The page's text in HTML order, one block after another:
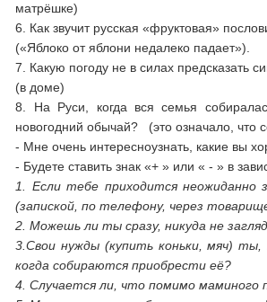
матрёшке)
6. Как звучит русская «фруктовая»
(«Яблоко от яблони недалеко падает»).
7. Какую погоду не в силах предсказать
(в доме)
8. На Руси, когда вся семья
новогодний обычай? (это означало, что
- Мне очень интересноузнать, какие вы
- Будете ставить знак «+ » или « - » в
1. Если тебе приходится неожиданно
(запиской, по телефону, через
2. Можешь ли ты сразу, никуда не
3.Свои нужды (купить коньки, мяч)
когда собираютсяприобрести её?
4. Случается ли, что помимо маминого